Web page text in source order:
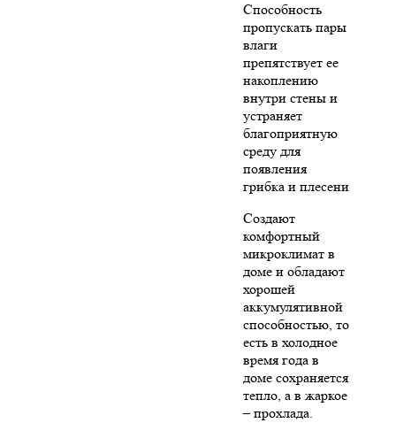
Способность
пропускать пары
влаги
препятствует ее
накоплению
внутри стены и
устраняет
благоприятную
среду для
появления
грибка и плесени
Создают
комфортный
микроклимат в
доме и обладают
хорошей
аккумулятивной
способностью, то
есть в холодное
время года в
доме сохраняется
тепло, а в жаркое
– прохлада.